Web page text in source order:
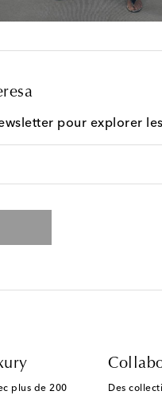
pour explorer
plus de 200
Des